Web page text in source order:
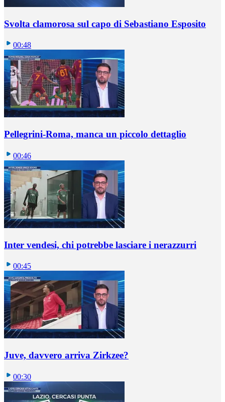
Svolta clamorosa sul capo di Sebastiano Esposito
00:48
Pellegrini-Roma, manca un piccolo dettaglio
00:46
Inter vendesi, chi potrebbe lasciare i nerazzurri
00:45
Juve, davvero arriva Zirkzee?
00:30